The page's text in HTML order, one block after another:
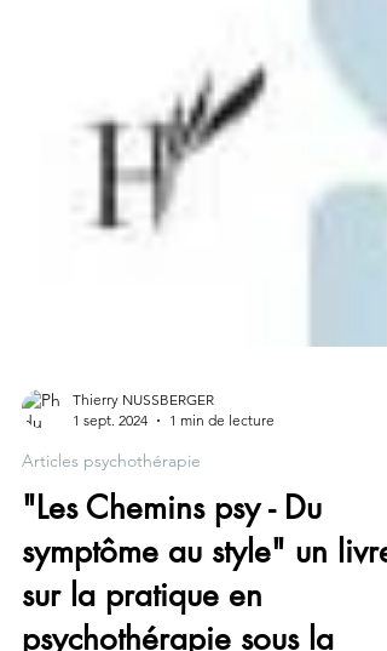
1 sept. 2024
1 min de lecture
Articles psychothérapie
"Les Chemins psy - Du
symptôme au style" un livre